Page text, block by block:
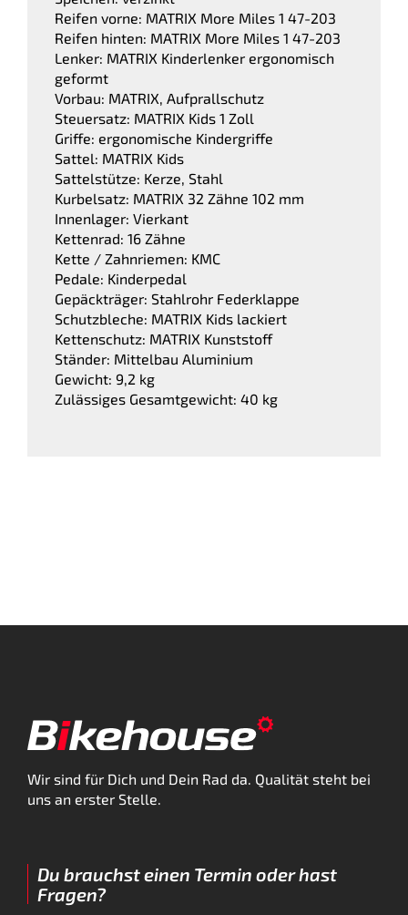
Reifen vorne: MATRIX More Miles 1 47-203
Reifen hinten: MATRIX More Miles 1 47-203
Lenker: MATRIX Kinderlenker ergonomisch
geformt
Vorbau: MATRIX, Aufprallschutz
Steuersatz: MATRIX Kids 1 Zoll
Griffe: ergonomische Kindergriffe
Sattel: MATRIX Kids
Sattelstütze: Kerze, Stahl
Kurbelsatz: MATRIX 32 Zähne 102 mm
Innenlager: Vierkant
Kettenrad: 16 Zähne
Kette / Zahnriemen: KMC
Pedale: Kinderpedal
Gepäckträger: Stahlrohr Federklappe
Schutzbleche: MATRIX Kids lackiert
Kettenschutz: MATRIX Kunststoff
Ständer: Mittelbau Aluminium
Gewicht: 9,2 kg
Zulässiges Gesamtgewicht: 40 kg
Wir sind für Dich und Dein Rad da. Qualität steht bei
uns an erster Stelle.
Du brauchst einen Termin oder hast
Fragen?